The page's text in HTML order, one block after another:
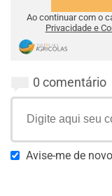
Ao continuar com o
Privacidade e
0 comentário
Avise-me de